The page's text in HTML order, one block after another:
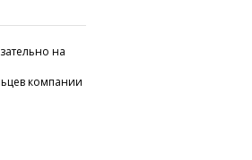
на
компании